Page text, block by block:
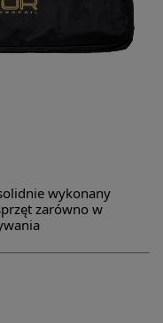
wykonany
zarówno w